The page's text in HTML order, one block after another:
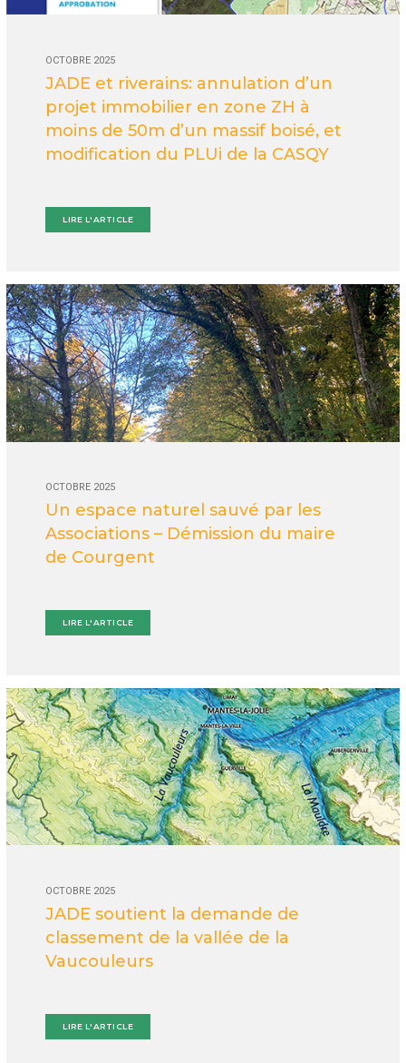
OCTOBRE 2025
JADE et riverains: annulation d’un
projet immobilier en zone ZH à
moins de 50m d’un massif boisé, et
modification du PLUi de la CASQY
LIRE L'ARTICLE
OCTOBRE 2025
Un espace naturel sauvé par les
Associations – Démission du maire
de Courgent
LIRE L'ARTICLE
OCTOBRE 2025
JADE soutient la demande de
classement de la vallée de la
Vaucouleurs
LIRE L'ARTICLE